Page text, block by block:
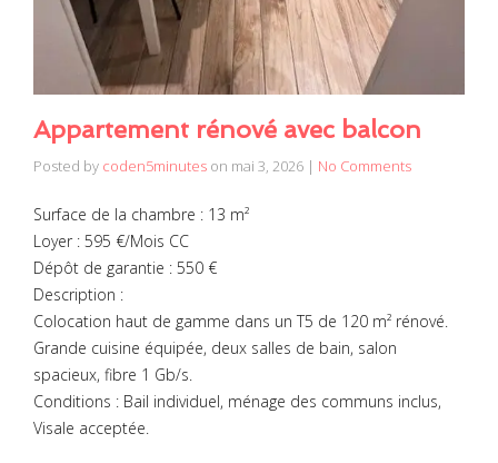
Appartement rénové avec balcon
Posted by coden5minutes on mai 3, 2026 | No Comments
Surface de la chambre : 13 m²
Loyer : 595 €/Mois CC
Dépôt de garantie : 550 €
Description :
Colocation haut de gamme dans un T5 de 120 m² rénové.
Grande cuisine équipée, deux salles de bain, salon
spacieux, fibre 1 Gb/s.
Conditions : Bail individuel, ménage des communs inclus,
Visale acceptée.